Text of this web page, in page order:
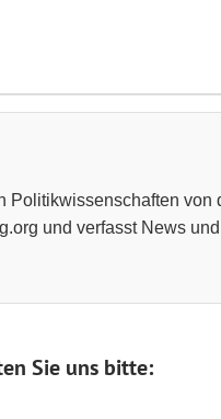
Politikwissenschaften von
und verfasst News
Sie uns bitte: